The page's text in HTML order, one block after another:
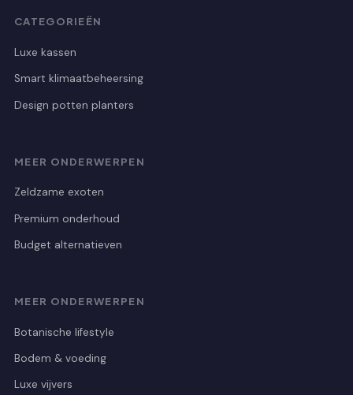
CATEGORIEËN
Luxe kassen
Smart klimaatbeheersing
Design potten planters
MEER ONDERWERPEN
Zeldzame exoten
Premium onderhoud
Budget alternatieven
MEER ONDERWERPEN
Botanische lifestyle
Bodem & voeding
Luxe vijvers